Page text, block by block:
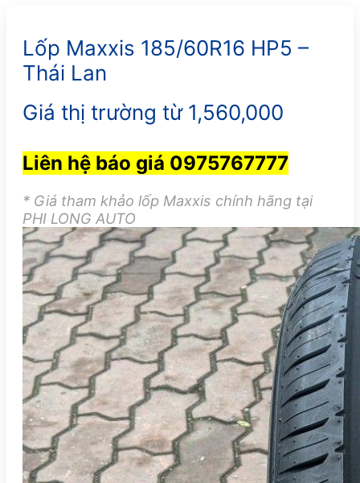
Lốp Maxxis 185/60R16 HP5 –
Thái Lan
Giá thị trường từ 1,560,000
Liên hệ báo giá 0975767777
* Giá tham khảo lốp Maxxis chính hãng tại
PHI LONG AUTO